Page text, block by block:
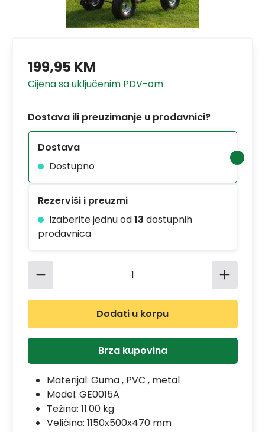
199,95 KM
Cijena sa uključenim PDV-om
Dostava ili preuzimanje u prodavnici?
Dostava
Dostupno
Rezerviši i preuzmi
Izaberite jednu od13 dostupnih
prodavnica
Količina proizvoda: Unesite
Dodati u korpu
Brza kupovina
Materijal: Guma , PVC , metal
Model: GE0015A
Težina: 11.00 kg
Veličina: 1150x500x470 mm